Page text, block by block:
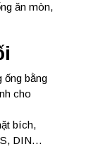
ăn mòn,
ống bằng
cho
bích,
DIN…